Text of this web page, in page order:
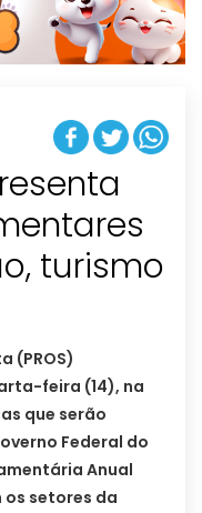
i
o
n
turismo
(PROS)
feira (14), na
que serão
Federal do
Anual
os setores da